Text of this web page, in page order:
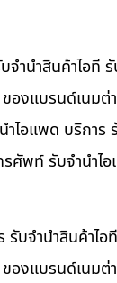
จำนำสินค้าไอที
องแบรนด์เนมต่
ไอแพด บริการ
ศัพท์ รับจำนำไ
รับจำนำสินค้าไอ
องแบรนด์เนมต่